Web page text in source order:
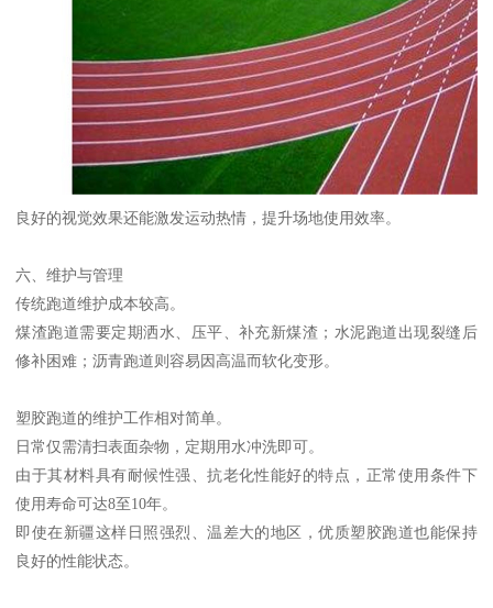
良好的视觉效果还能激发运动热情，提升场地使用效率。
六、维护与管理
传统跑道维护成本较高。
煤渣跑道需要定期洒水、压平、补充新煤渣；水泥跑道出现裂缝后
修补困难；沥青跑道则容易因高温而软化变形。
塑胶跑道的维护工作相对简单。
日常仅需清扫表面杂物，定期用水冲洗即可。
由于其材料具有耐候性强、抗老化性能好的特点，正常使用条件下
使用寿命可达8至10年。
即使在新疆这样日照强烈、温差大的地区，优质塑胶跑道也能保持
良好的性能状态。